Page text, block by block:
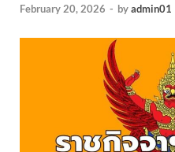
February 20, 2026 - byadmin01